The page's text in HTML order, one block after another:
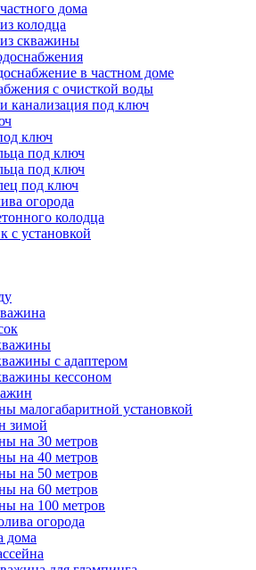
дома
колодца
скважины
в частном доме
с очисткой воды
канализация под ключ
ключ
под ключ
под ключ
под ключ
огорода
колодца
с установкой
с адаптером
кессоном
малогабаритной установкой
зимой
на 30 метров
на 40 метров
на 50 метров
на 60 метров
на 100 метров
огорода
дома